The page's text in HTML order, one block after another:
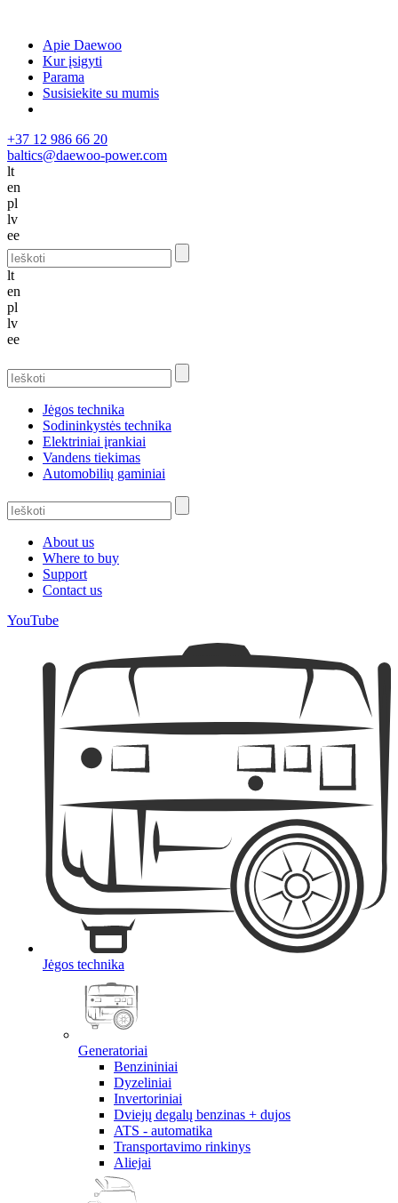
Apie Daewoo
Kur įsigyti
Parama
Susisiekite su mumis
+37 12 986 66 20
baltics@daewoo-power.com
lt
en
pl
lv
ee
lt
en
pl
lv
ee
Jėgos technika
Sodininkystės technika
Elektriniai įrankiai
Vandens tiekimas
Automobilių gaminiai
About us
Where to buy
Support
Contact us
YouTube
Jėgos technika
Generatoriai
Benzininiai
Dyzeliniai
Invertoriniai
Dviejų degalų benzinas + dujos
ATS - automatika
Transportavimo rinkinys
Aliejai